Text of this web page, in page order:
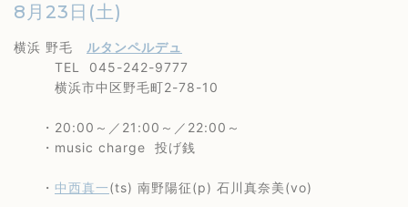
8月23日(土)
横浜 野毛
ルタンペルデュ
TEL 045-242-9777
横浜市中区野毛町2-78-10
・20:00～／21:00～／22:00～
・music charge 投げ銭
・ 中西真一(ts) 南野陽征(p) 石川真奈美(vo)